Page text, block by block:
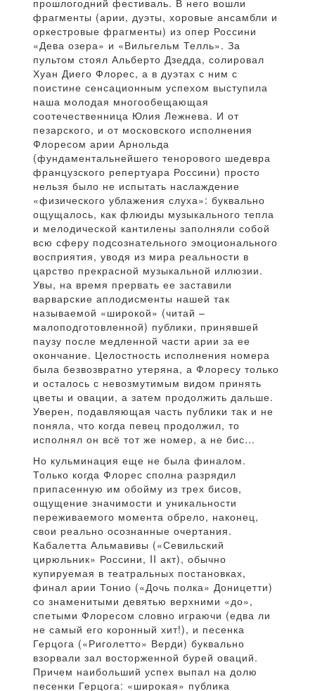
прошлогодний фестиваль. В него вошли
фрагменты (арии, дуэты, хоровые ансамбли и
оркестровые фрагменты) из опер Россини
«Дева озера» и «Вильгельм Телль». За
пультом стоял Альберто Дзедда, солировал
Хуан Диего Флорес, а в дуэтах с ним с
поистине сенсационным успехом выступила
наша молодая многообещающая
соотечественница Юлия Лежнева. И от
пезарского, и от московского исполнения
Флоресом арии Арнольда
(фундаментальнейшего тенорового шедевра
французского репертуара Россини) просто
нельзя было не испытать наслаждение
«физического ублажения слуха»: буквально
ощущалось, как флюиды музыкального тепла
и мелодической кантилены заполняли собой
всю сферу подсознательного эмоционального
восприятия, уводя из мира реальности в
царство прекрасной музыкальной иллюзии.
Увы, на время прервать ее заставили
варварские аплодисменты нашей так
называемой «широкой» (читай –
малоподготовленной) публики, принявшей
паузу после медленной части арии за ее
окончание. Целостность исполнения номера
была безвозвратно утеряна, а Флоресу только
и осталось с невозмутимым видом принять
цветы и овации, а затем продолжить дальше.
Уверен, подавляющая часть публики так и не
поняла, что когда певец продолжил, то
исполнял он всё тот же номер, а не бис…
Но кульминация еще не была финалом.
Только когда Флорес сполна разрядил
припасенную им обойму из трех бисов,
ощущение значимости и уникальности
переживаемого момента обрело, наконец,
свои реально осознанные очертания.
Кабалетта Альмавивы («Севильский
цирюльник» Россини, II акт), обычно
купируемая в театральных постановках,
финал арии Тонио («Дочь полка» Доницетти)
со знаменитыми девятью верхними «до»,
спетыми Флоресом словно играючи (едва ли
не самый его коронный хит!), и песенка
Герцога («Риголетто» Верди) буквально
взорвали зал восторженной бурей оваций.
Причем наибольший успех выпал на долю
песенки Герцога: «широкая» публика